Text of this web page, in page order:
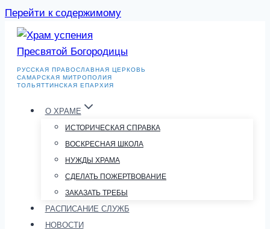
Перейти к содержимому
РУССКАЯ ПРАВОСЛАВНАЯ ЦЕРКОВЬ
САМАРСКАЯ МИТРОПОЛИЯ
ТОЛЬЯТТИНСКАЯ ЕПАРХИЯ
О ХРАМЕ
ИСТОРИЧЕСКАЯ СПРАВКА
ВОСКРЕСНАЯ ШКОЛА
НУЖДЫ ХРАМА
СДЕЛАТЬ ПОЖЕРТВОВАНИЕ
ЗАКАЗАТЬ ТРЕБЫ
РАСПИСАНИЕ СЛУЖБ
НОВОСТИ